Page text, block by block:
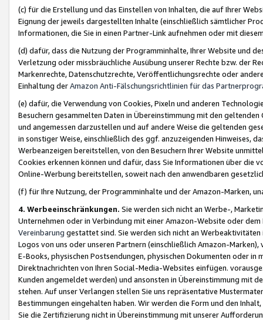
(c) für die Erstellung und das Einstellen von Inhalten, die auf Ihrer
Eignung der jeweils dargestellten Inhalte (einschließlich sämtlicher
Informationen, die Sie in einen Partner-Link aufnehmen oder mit
(d) dafür, dass die Nutzung der Programminhalte, Ihrer Website und
Verletzung oder missbräuchliche Ausübung unserer Rechte bzw. der
Markenrechte, Datenschutzrechte, Veröffentlichungsrechte oder
Einhaltung derAmazon Anti-Fälschungsrichtlinien für das
(e) dafür, die Verwendung von Cookies, Pixeln und anderen
Besuchern gesammelten Daten in Übereinstimmung mit den
und angemessen darzustellen und auf andere Weise die geltenden
in sonstiger Weise, einschließlich des ggf. anzuzeigenden Hinweises,
Werbeanzeigen bereitstellen, von den Besuchern Ihrer Website
Cookies erkennen können und dafür, dass Sie Informationen über die
Online-Werbung bereitstellen, soweit nach den anwendbaren
(f) für Ihre Nutzung, der Programminhalte und der Amazon-Marken,
4. Werbeeinschränkungen. Sie werden sich nicht an Werbe-,
Unternehmen oder in Verbindung mit einer Amazon-Website oder
Vereinbarung gestattet sind. Sie werden sich nicht an
Logos von uns oder unseren Partnern (einschließlich Amazon-
E-Books, physischen Postsendungen, physischen Dokumenten oder in
Direktnachrichten von Ihren Social-Media-Websites einfügen.
Kunden angemeldet werden) und ansonsten in Übereinstimmung mit
stehen. Auf unser Verlangen stellen Sie uns repräsentative
Bestimmungen eingehalten haben. Wir werden die Form und den
Sie die Zertifizierung nicht in Übereinstimmung mit unserer